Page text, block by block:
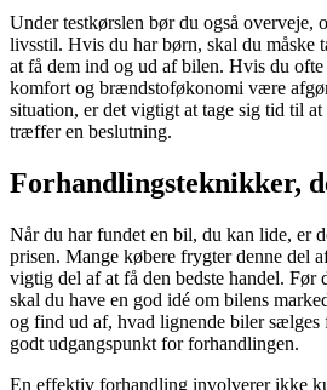
Under testkørslen bør du også overveje,
livsstil. Hvis du har børn, skal du måske
at få dem ind og ud af bilen. Hvis du ofte
komfort og brændstoføkonomi være
situation, er det vigtigt at tage sig tid til
træffer en beslutning.
Forhandlingsteknikker,
Når du har fundet en bil, du kan lide, er
prisen. Mange købere frygter denne del
vigtig del af at få den bedste handel. Før
skal du have en god idé om bilens
og find ud af, hvad lignende biler
godt udgangspunkt for forhandlingen.
En effektiv forhandling involverer ikke